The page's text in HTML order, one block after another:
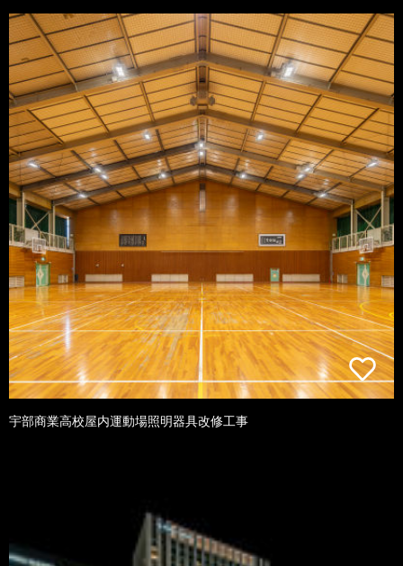
宇部商業高校屋内運動場照明器具改修工事